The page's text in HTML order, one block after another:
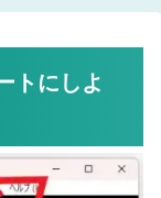
トにしよ